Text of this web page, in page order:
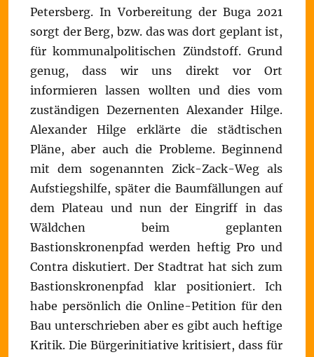
Petersberg. In Vorbereitung der Buga 2021
sorgt der Berg, bzw. das was dort geplant ist,
für kommunalpolitischen Zündstoff. Grund
genug, dass wir uns direkt vor Ort
informieren lassen wollten und dies vom
zuständigen Dezernenten Alexander Hilge.
Alexander Hilge erklärte die städtischen
Pläne, aber auch die Probleme. Beginnend
mit dem sogenannten Zick-Zack-Weg als
Aufstiegshilfe, später die Baumfällungen auf
dem Plateau und nun der Eingriff in das
Wäldchen beim geplanten
Bastionskronenpfad werden heftig Pro und
Contra diskutiert. Der Stadtrat hat sich zum
Bastionskronenpfad klar positioniert. Ich
habe persönlich die Online-Petition für den
Bau unterschrieben aber es gibt auch heftige
Kritik. Die Bürgerinitiative kritisiert, dass für